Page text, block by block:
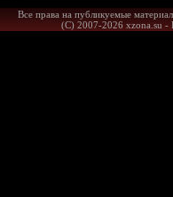
Все права на публикуемые
(С) 2007-2026 xzona.su -